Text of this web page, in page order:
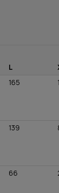
L
165
139
66